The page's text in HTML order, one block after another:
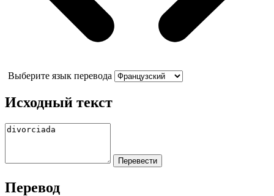
Выберите язык перевода
Исходный текст
Перевод